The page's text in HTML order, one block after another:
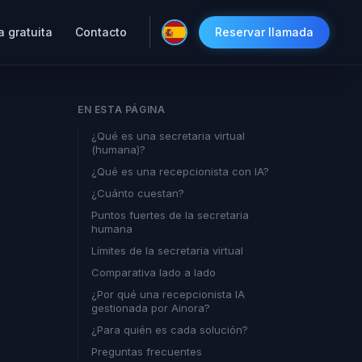
gratuita Contacto Reservar llamada
EN ESTA PÁGINA
¿Qué es una secretaria virtual
(humana)?
¿Qué es una recepcionista con IA?
¿Cuánto cuestan?
Puntos fuertes de la secretaria
humana
Límites de la secretaria virtual
Comparativa lado a lado
¿Por qué una recepcionista IA
gestionada por Ainora?
¿Para quién es cada solución?
Preguntas frecuentes